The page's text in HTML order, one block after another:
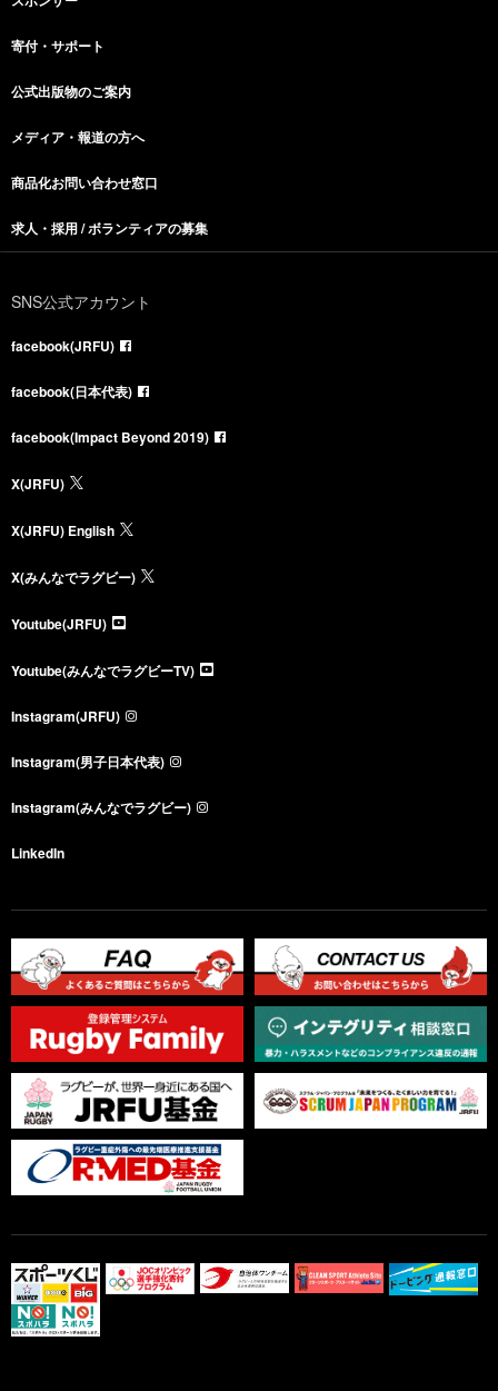
寄付・サポート
公式出版物のご案内
メディア・報道の方へ
商品化お問い合わせ窓口
求人・採用 / ボランティアの募集
SNS公式アカウント
facebook(JRFU)
facebook(日本代表)
facebook(Impact Beyond 2019)
X(JRFU)
X(JRFU) English
X(みんなでラグビー)
Youtube(JRFU)
Youtube(みんなでラグビーTV)
Instagram(JRFU)
Instagram(男子日本代表)
Instagram(みんなでラグビー)
LinkedIn